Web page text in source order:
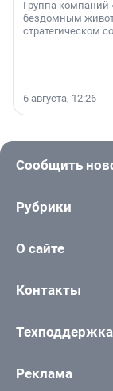
Группа компаний
бездомным
стратегическом
6 августа, 12:26
Сообщить
Рубрики
О сайте
Контакты
Техподдержка
Реклама